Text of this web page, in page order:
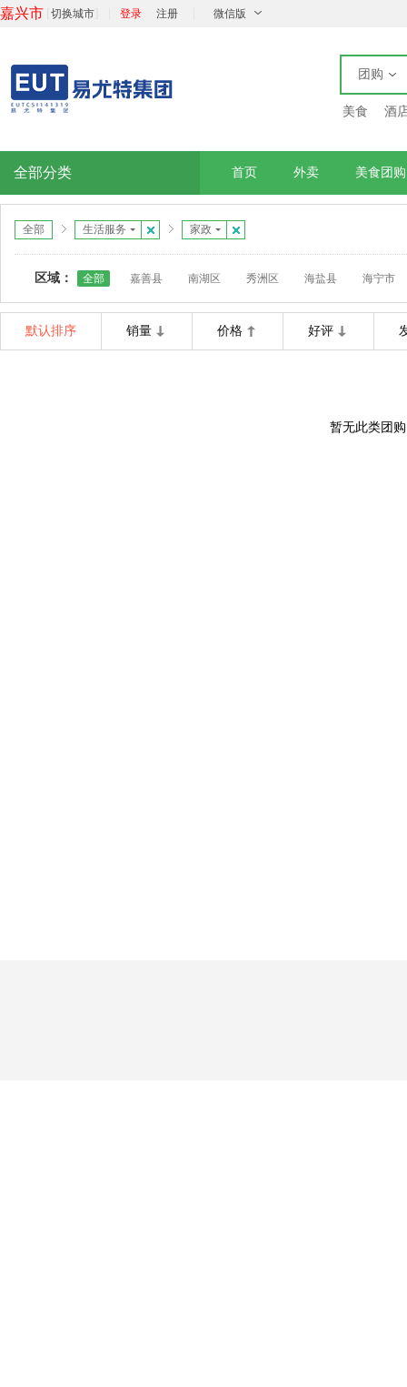
嘉兴市 切换城市 登录 注册 微信版
团购
美食 酒
全部分类 首页 外卖 美食团购
全部 生活服务 家政
区域： 全部 嘉善县 南湖区 秀洲区 海盐县 海宁市
默认排序 销量 价格 好评
暂无此类团